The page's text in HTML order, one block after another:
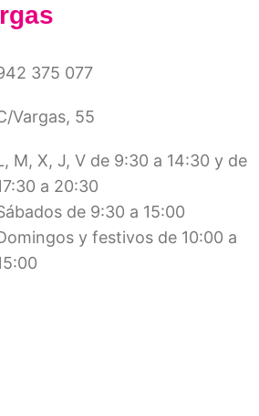
375 077
Vargas, 55
M, X, J, V de 9:30 a 14:30 y de
a 20:30
de 9:30 a 15:00
y festivos de 10:00 a